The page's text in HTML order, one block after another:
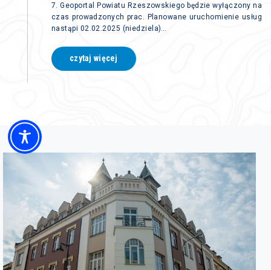
7. Geoportal Powiatu Rzeszowskiego będzie wyłączony na
czas prowadzonych prac. Planowane uruchomienie usług
nastąpi 02.02.2025 (niedziela)…
czytaj więcej